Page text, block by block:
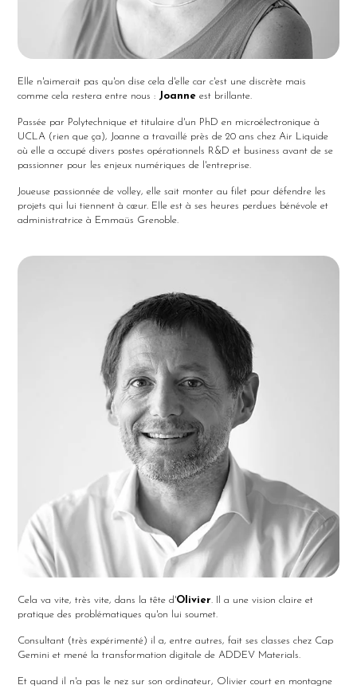
Elle n'aimerait pas qu'on dise cela d'elle car c'est une discrète mais
comme cela restera entre nous : Joanne est brillante.
Passée par Polytechnique et titulaire d'un PhD en microélectronique à
UCLA (rien que ça), Joanne a travaillé près de 20 ans chez Air Liquide
où elle a occupé divers postes opérationnels R&D et business avant de se
passionner pour les enjeux numériques de l'entreprise.
Joueuse passionnée de volley, elle sait monter au filet pour défendre les
projets qui lui tiennent à cœur. Elle est à ses heures perdues bénévole et
administratrice à Emmaüs Grenoble.
Cela va vite, très vite, dans la tête d'Olivier. Il a une vision claire et
pratique des problématiques qu'on lui soumet.
Consultant (très expérimenté) il a, entre autres, fait ses classes chez Cap
Gemini et mené la transformation digitale de ADDEV Materials.
Et quand il n'a pas le nez sur son ordinateur, Olivier court en montagne